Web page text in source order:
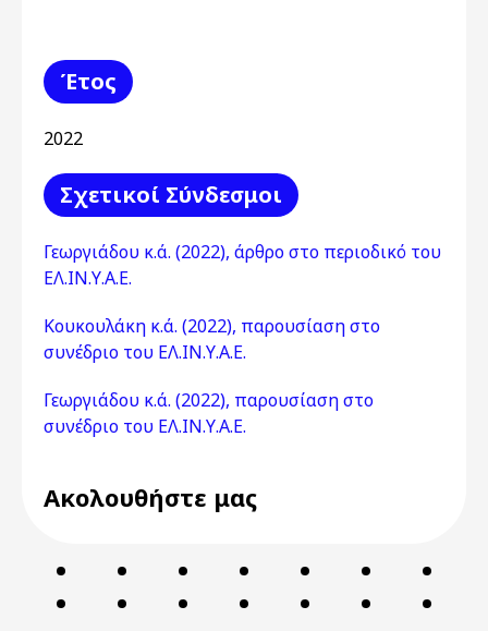
Έτος
2022
Σχετικοί Σύνδεσμοι
Γεωργιάδου κ.ά. (2022), άρθρο στο περιοδικό του
ΕΛ.ΙΝ.Υ.Α.Ε.
Κουκουλάκη κ.ά. (2022), παρουσίαση στο
συνέδριο του ΕΛ.ΙΝ.Υ.Α.Ε.
Γεωργιάδου κ.ά. (2022), παρουσίαση στο
συνέδριο του ΕΛ.ΙΝ.Υ.Α.Ε.
Ακολουθήστε μας